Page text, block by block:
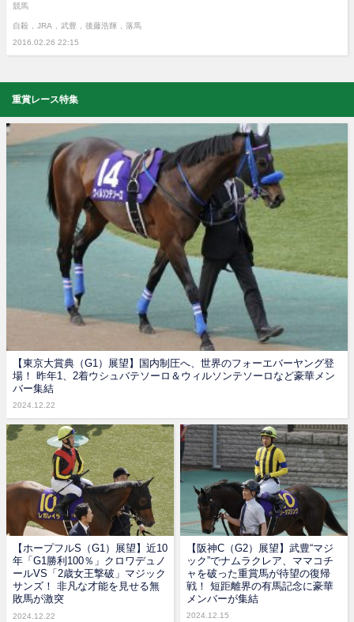
2016.02.26 22:15
競馬
自殺 JRA 武豊 後藤浩輝 落馬
重賞レース特集
【東京大賞典（G1）展望】国内制圧へ、世界のフォーエバーヤング登
場！ 昨年1、2着ウシュバテソーロ＆ウィルソンテソーロなど豪華メン
バー集結
2024.12.22
【ホープフルS（G1）展望】近10
年「G1勝利100％」クロワデュノ
ールVS「2歳女王撃破」マジック
サンズ！ 非凡な才能を見せる無
敗馬が激突
2024.12.22
【阪神C（G2）展望】武豊“マジ
ック”でナムラクレア、ママコチ
ャを破った重賞馬が待望の復帰
戦！ 短距離界の有馬記念に豪華
メンバーが集結
2024.12.15